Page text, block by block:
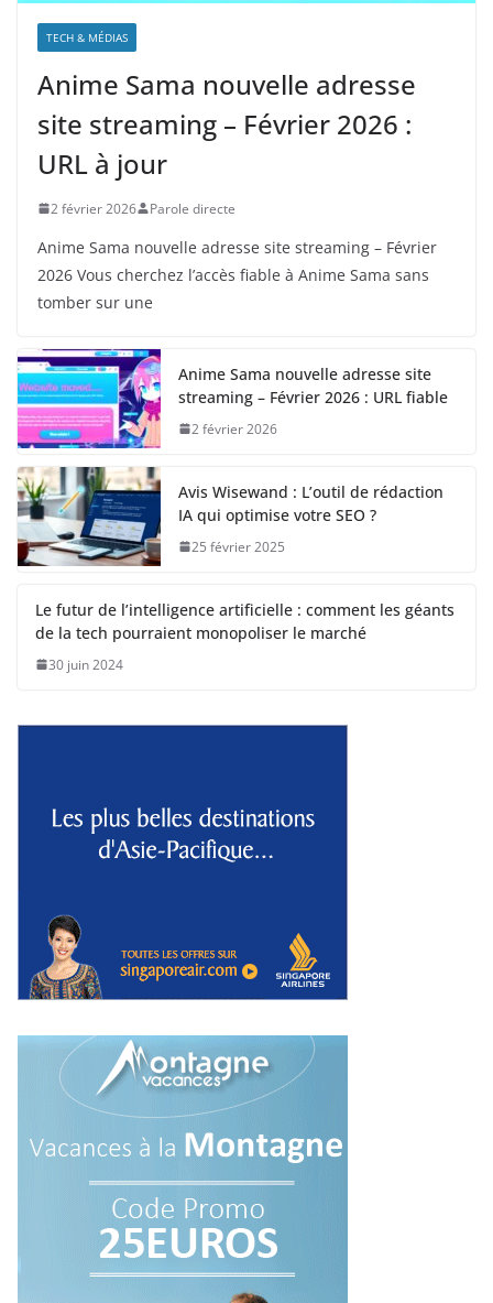
TECH & MÉDIAS
Anime Sama nouvelle adresse
site streaming – Février 2026 :
URL à jour
2 février 2026 Parole directe
Anime Sama nouvelle adresse site streaming – Février
2026 Vous cherchez l’accès fiable à Anime Sama sans
tomber sur une
Anime Sama nouvelle adresse site
streaming – Février 2026 : URL fiable
2 février 2026
Avis Wisewand : L’outil de rédaction
IA qui optimise votre SEO ?
25 février 2025
Le futur de l’intelligence artificielle : comment les géants
de la tech pourraient monopoliser le marché
30 juin 2024